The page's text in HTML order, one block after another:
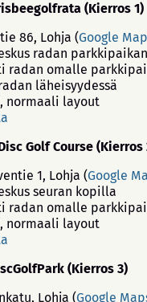
(Kierros 1)
86, Lohja (Google
radan
radan omalle
läheisyydessä
normaali layout
Golf Course (Kierros
1, Lohja (Google
seuran kopilla
radan omalle
normaali layout
(Kierros 3)
Lohja (Google